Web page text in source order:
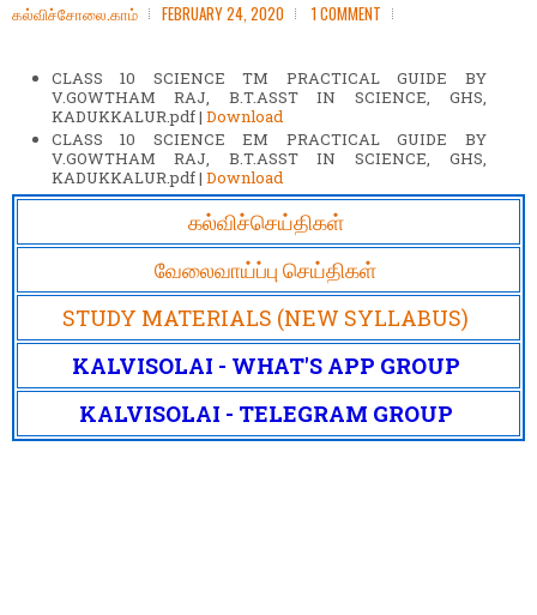
கல்விச்சோலை.காம் FEBRUARY 24, 2020 1 COMMENT
CLASS 10 SCIENCE TM PRACTICAL GUIDE BY
V.GOWTHAM RAJ, B.T.ASST IN SCIENCE, GHS,
KADUKKALUR.pdf | Download
CLASS 10 SCIENCE EM PRACTICAL GUIDE BY
V.GOWTHAM RAJ, B.T.ASST IN SCIENCE, GHS,
KADUKKALUR.pdf | Download
கல்விச்செய்திகள்
வேலைவாய்ப்பு செய்திகள்
STUDY MATERIALS (NEW SYLLABUS)
KALVISOLAI - WHAT'S APP GROUP
KALVISOLAI - TELEGRAM GROUP